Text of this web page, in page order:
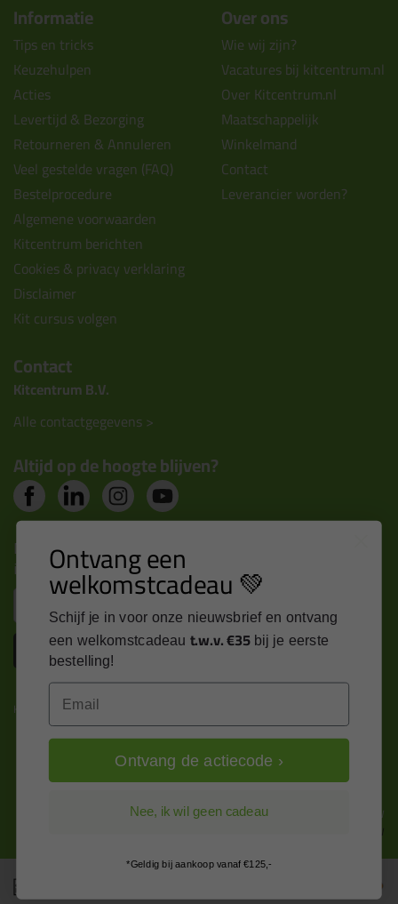
Informatie
Tips en tricks
Keuzehulpen
Acties
Levertijd & Bezorging
Retourneren & Annuleren
Veel gestelde vragen (FAQ)
Bestelprocedure
Algemene voorwaarden
Kitcentrum berichten
Cookies & privacy verklaring
Disclaimer
Kit cursus volgen
Over ons
Wie wij zijn?
Vacatures bij kitcentrum.nl
Over Kitcentrum.nl
Maatschappelijk
Winkelmand
Contact
Leverancier worden?
Contact
Kitcentrum B.V.
Alle contactgegevens >
Altijd op de hoogte blijven?
Nieuws, tips en exclusieve deals rechtstreeks in je
inbox
Inschrijven
Kitcentrum is trots op:
Alle prijzen zijn in EURO en excl. 21% BTW
wijzig naar incl. BTW
Ontvang een
welkomstcadeau 💚
Schijf je in voor onze nieuwsbrief en ontvang
een welkomstcadeau t.w.v. €35 bij je eerste
bestelling!
Email
Ontvang de actiecode ›
Nee, ik wil geen cadeau
*Geldig bij aankoop vanaf €125,-